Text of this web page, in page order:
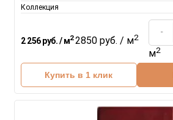
Коллекция
2 256 руб. / м22850 руб. / м2
м2
Купить в 1 клик